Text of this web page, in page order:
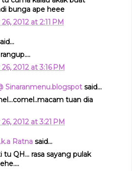
bunga ape heee
2012 at 2:11 PM
2012 at 3:16 PM
Sinaranmenu.blogspotsaid...
tuan dia
2012 at 3:21 PM
Ratnasaid...
QH... rasa sayang pulak